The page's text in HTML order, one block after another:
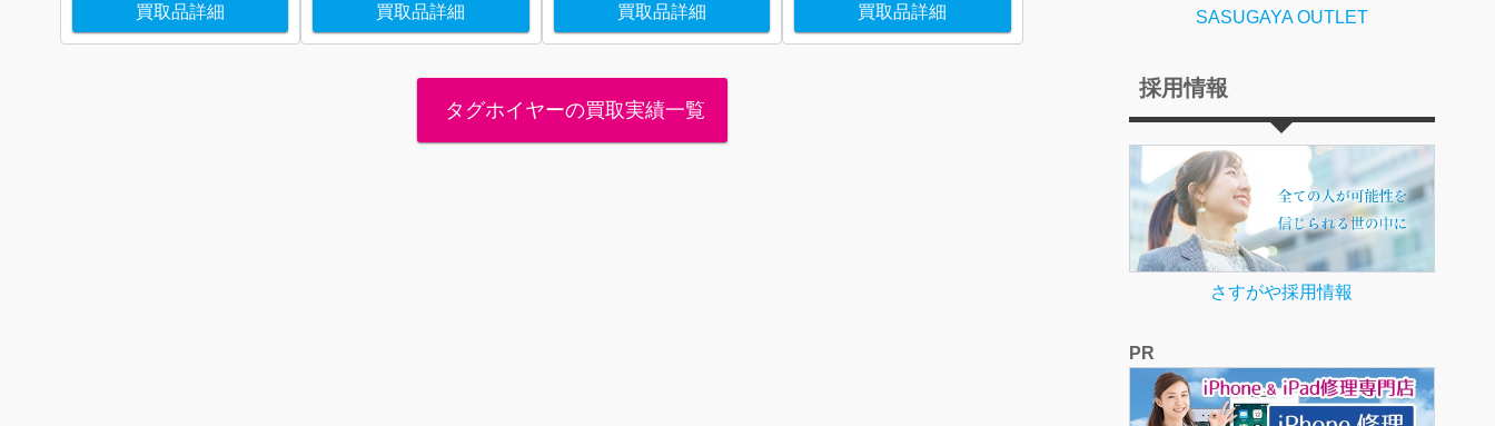
買取品詳細 買取品詳細 買取品詳細 買取品詳細
タグホイヤーの買取実績一覧
SASUGAYA OUTLET
採用情報
さすがや採用情報
PR